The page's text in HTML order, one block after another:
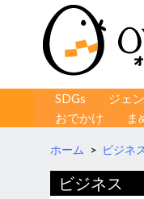
コンテンツへ移動
SDGs ジェ
おでかけ
ま
ホーム > ビジネ
ビジネス